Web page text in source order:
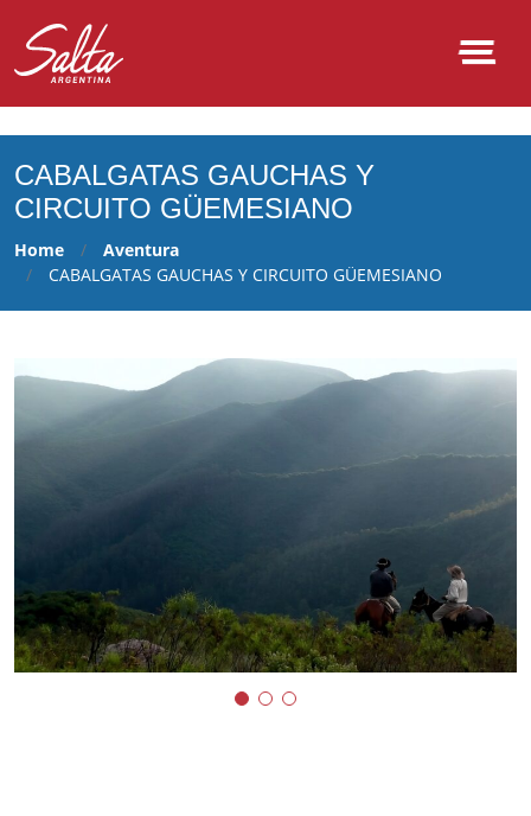
CABALGATAS GAUCHAS Y
CIRCUITO GÜEMESIANO
Home
Aventura
CABALGATAS GAUCHAS Y CIRCUITO GÜEMESIANO